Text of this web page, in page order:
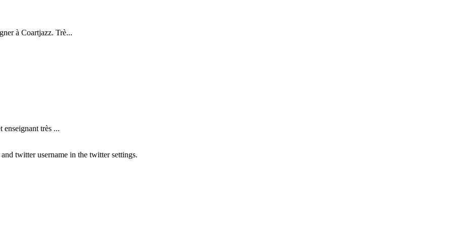
à Coartjazz. Trè...
enseignant très ...
twitter username in the twitter settings.